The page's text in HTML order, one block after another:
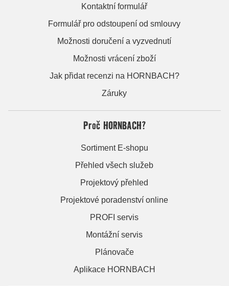
Kontaktní formulář
Formulář pro odstoupení od smlouvy
Možnosti doručení a vyzvednutí
Možnosti vrácení zboží
Jak přidat recenzi na HORNBACH?
Záruky
Proč HORNBACH?
Sortiment E-shopu
Přehled všech služeb
Projektový přehled
Projektové poradenství online
PROFI servis
Montážní servis
Plánovače
Aplikace HORNBACH